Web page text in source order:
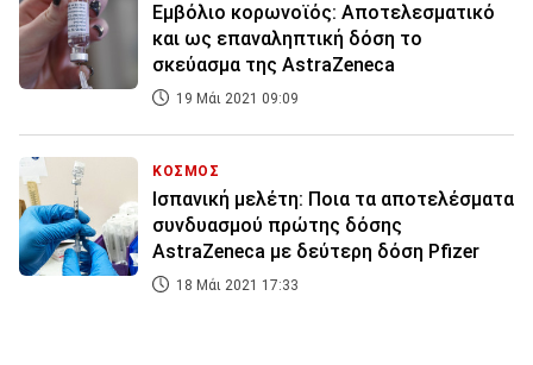
Εμβόλιο κορωνοϊός: Αποτελεσματικό
και ως επαναληπτική δόση το
σκεύασμα της AstraZeneca
19 Μάι 2021 09:09
ΚΟΣΜΟΣ
Ισπανική μελέτη: Ποια τα αποτελέσματα
συνδυασμού πρώτης δόσης
AstraZeneca με δεύτερη δόση Pfizer
18 Μάι 2021 17:33